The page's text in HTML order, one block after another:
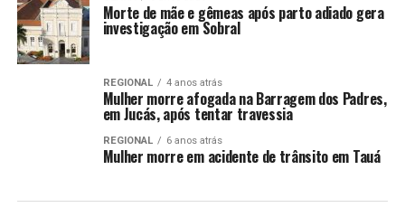
Morte de mãe e gêmeas após parto adiado gera
investigação em Sobral
REGIONAL 4 anos atrás
Mulher morre afogada na Barragem dos Padres,
em Jucás, após tentar travessia
REGIONAL 6 anos atrás
Mulher morre em acidente de trânsito em Tauá